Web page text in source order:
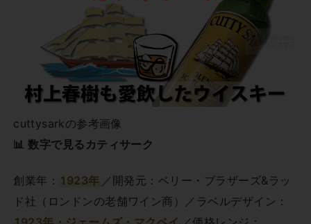
cuttysarkの参考画像
📊 数字で見るカティサーク
創業年： 1923年 ／開発元：ベリー・ブラザーズ&ラッ
ド社（ロンドンの老舗ワイン商）／ラベルデザイン：